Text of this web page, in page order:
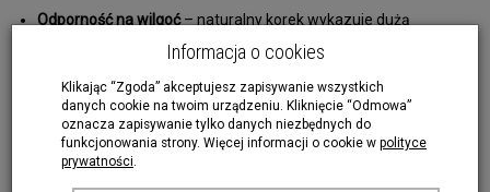
Odporność na wilgoć– naturalny korek wykazuje dużą
odporność na działanie wilgoci, co czyni go materiałem
Informacja o cookies
Klikając “Zgoda” akceptujesz zapisywanie wszystkich
danych cookie na twoim urządzeniu. Kliknięcie “Odmowa”
oznacza zapisywanie tylko danych niezbędnych do
funkcjonowania strony. Więcej informacji o cookie w polityce
prywatności